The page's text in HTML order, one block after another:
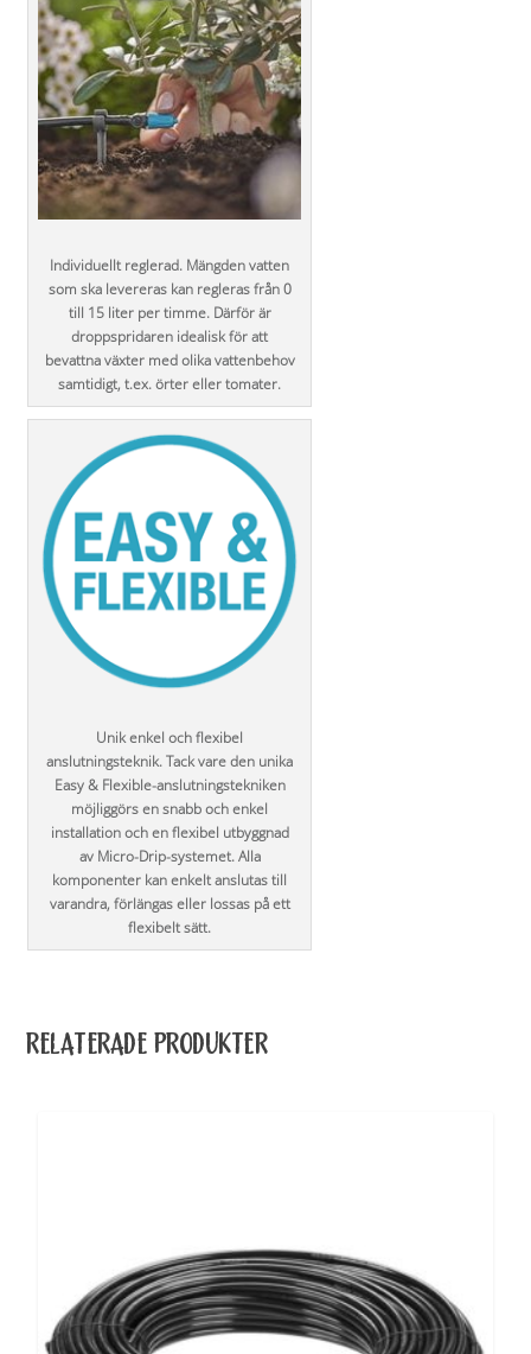
Individuellt reglerad. Mängden vatten
som ska levereras kan regleras från 0
till 15 liter per timme. Därför är
droppspridaren idealisk för att
bevattna växter med olika vattenbehov
samtidigt, t.ex. örter eller tomater.
Unik enkel och flexibel
anslutningsteknik. Tack vare den unika
Easy & Flexible-anslutningstekniken
möjliggörs en snabb och enkel
installation och en flexibel utbyggnad
av Micro-Drip-systemet. Alla
komponenter kan enkelt anslutas till
varandra, förlängas eller lossas på ett
flexibelt sätt.
RELATERADE PRODUKTER